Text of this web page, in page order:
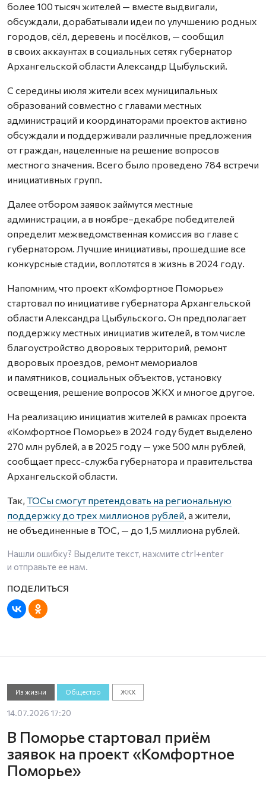
более 100 тысяч жителей — вместе выдвигали,
обсуждали, дорабатывали идеи по улучшению родных
городов, сёл, деревень и посёлков, — сообщил
в своих аккаунтах в социальных сетях губернатор
Архангельской области Александр Цыбульский.
С середины июля жители всех муниципальных
образований совместно с главами местных
администраций и координаторами проектов активно
обсуждали и поддерживали различные предложения
от граждан, нацеленные на решение вопросов
местного значения. Всего было проведено 784 встречи
инициативных групп.
Далее отбором заявок займутся местные
администрации, а в ноябре–декабре победителей
определит межведомственная комиссия во главе с
губернатором. Лучшие инициативы, прошедшие все
конкурсные стадии, воплотятся в жизнь в 2024 году.
Напомним, что проект «Комфортное Поморье»
стартовал по инициативе губернатора Архангельской
области Александра Цыбульского. Он предполагает
поддержку местных инициатив жителей, в том числе
благоустройство дворовых территорий, ремонт
дворовых проездов, ремонт мемориалов
и памятников, социальных объектов, установку
освещения, решение вопросов ЖКХ и многое другое.
На реализацию инициатив жителей в рамках проекта
«Комфортное Поморье» в 2024 году будет выделено
270 млн рублей, а в 2025 году — уже 500 млн рублей,
сообщает пресс-служба губернатора и правительства
Архангельской области.
Так, ТОСы смогут претендовать на региональную
поддержку до трех миллионов рублей, а жители,
не объединенные в ТОС, — до 1,5 миллиона рублей.
Нашли ошибку? Выделите текст, нажмите ctrl+enter
и отправьте ее нам.
Из жизни Общество ЖКХ
14.07.2026 17:20
В Поморье стартовал приём
заявок на проект «Комфортное
Поморье»